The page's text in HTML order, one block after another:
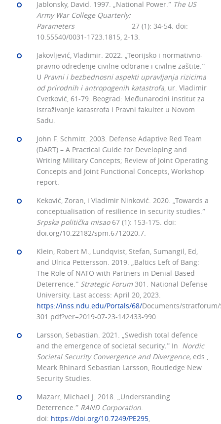
Jablonsky, David. 1997. „National Power.ˮ The US
Army War College Quarterly:
Parameters27 (1): 34‒54. doi:
10.55540/0031-1723.1815, 2-13.
Jakovljević, Vladimir. 2022. „Teorijsko i normativno-
pravno određenje civilne odbrane i civilne zaštite.ˮ
U Pravni i bezbednosni aspekti upravljanja rizicima
od prirodnih i antropogenih katastrofa, ur. Vladimir
Cvetković, 61‒79. Beograd: Međunarodni institut za
istraživanje katastrofa i Pravni fakultet u Novom
Sadu.
John F. Schmitt. 2003. Defense Adaptive Red Team
(DART) – A Practical Guide for Developing and
Writing Military Concepts; Review of Joint Operating
Concepts and Joint Functional Concepts, Workshop
report.
Keković, Zoran, i Vladimir Ninković. 2020. „Towards a
conceptualisation of resilience in security studies.ˮ
Srpska politička misao67 (1): 153‒175. doi:
doi.org/10.22182/spm.6712020.7.
Klein, Robert M., Lundqvist, Stefan, Sumangil, Ed,
and Ulrica Pettersson. 2019. „Baltics Left of Bang:
The Role of NATO with Partners in Denial-Based
Deterrence.ˮ Strategic Forum 301. National Defense
University. Last access: April 20, 2023.
https://inss.ndu.edu/Portals/68/Documents/stratforum/
301.pdf?ver=2019-07-23-142433-990.
Larsson, Sebastian. 2021. „Swedish total defence
and the emergence of societal security.ˮ In Nordic
Societal Security Convergence and Divergence, eds.,
Meark Rhinard Sebastian Larsson, Routledge New
Security Studies.
Mazarr, Michael J. 2018. „Understanding
Deterrence.ˮ RAND Corporation.
doi: https://doi.org/10.7249/PE295,